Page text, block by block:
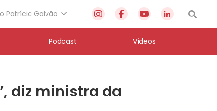
Patrícia Galvão
Podcast Vídeos
diz ministra da